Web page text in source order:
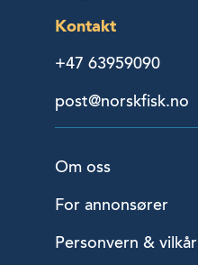
Kontakt
+47 63959090
post@norskfisk.no
Om oss
For annonsører
Personvern & vilkår